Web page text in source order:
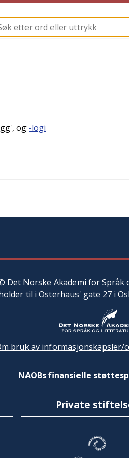
', og -logi
Det Norske Akademi for
til i Osterhaus' gate 27 i
bruk av informasjonskapsler/
NAOBs finansielle
Private